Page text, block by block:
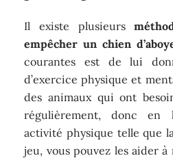
Il existe plusieurs
empêcher un chien
courantes est de lui
d’exercice physique et
des animaux qui ont
régulièrement, donc en
activité physique telle que
jeu, vous pouvez les aider